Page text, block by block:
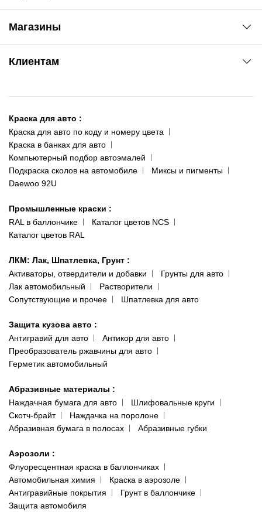
Магазины
ул. Рабочая, 2-а
093 611-39-23
(ориентир: Интайм №40)
Одесса
пр-т Акад. Глушко, 29
066 554-97-70
Клиентам
Доставка и оплата
Сотрудничество
Наши публикации
Публичная оферта
Политика конфиденциальности
Сервис колористам
Краска для авто :
Краска для авто по коду и номеру цвета
Краска в банках для авто
Компьютерный подбор автоэмалей
Подкраска сколов на автомобиле
Миксы и пигменты
Daewoo 92U
Промышленные краски :
RAL в баллончике
Каталог цветов NCS
Каталог цветов RAL
ЛКМ: Лак, Шпатлевка, Грунт :
Активаторы, отвердители и добавки
Грунты для авто
Лак автомобильный
Растворители
Сопутствующие и прочее
Шпатлевка для авто
Защита кузова авто :
Антигравий для авто
Антикор для авто
Преобразователь ржавчины для авто
Герметик автомобильный
Абразивные материалы :
Наждачная бумага для авто
Шлифовальные круги
Скотч-брайт
Наждачка на поролоне
Абразивная бумага в полосах
Абразивные губки
Аэрозоли :
Флуоресцентная краска в баллончиках
Автомобильная химия
Краска в аэрозоле
Антигравийные покрытия
Грунт в баллончике
Защита автомобиля